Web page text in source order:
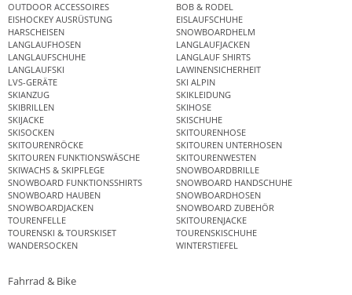
OUTDOOR ACCESSOIRES
BOB & RODEL
EISHOCKEY AUSRÜSTUNG
EISLAUFSCHUHE
HARSCHEISEN
SNOWBOARDHELM
LANGLAUFHOSEN
LANGLAUFJACKEN
LANGLAUFSCHUHE
LANGLAUF SHIRTS
LANGLAUFSKI
LAWINENSICHERHEIT
LVS-GERÄTE
SKI ALPIN
SKIANZUG
SKIKLEIDUNG
SKIBRILLEN
SKIHOSE
SKIJACKE
SKISCHUHE
SKISOCKEN
SKITOURENHOSE
SKITOURENRÖCKE
SKITOUREN UNTERHOSEN
SKITOUREN FUNKTIONSWÄSCHE
SKITOURENWESTEN
SKIWACHS & SKIPFLEGE
SNOWBOARDBRILLE
SNOWBOARD FUNKTIONSSHIRTS
SNOWBOARD HANDSCHUHE
SNOWBOARD HAUBEN
SNOWBOARDHOSEN
SNOWBOARDJACKEN
SNOWBOARD ZUBEHÖR
TOURENFELLE
SKITOURENJACKE
TOURENSKI & TOURSKISET
TOURENSKISCHUHE
WANDERSOCKEN
WINTERSTIEFEL
Fahrrad & Bike